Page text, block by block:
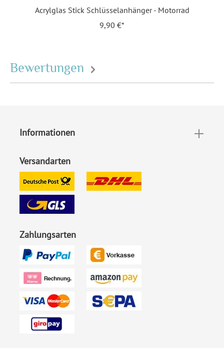
Acrylglas Stick Schlüsselanhänger - Motorrad
9,90 €*
Bewertungen
Informationen
Versandarten
Zahlungsarten